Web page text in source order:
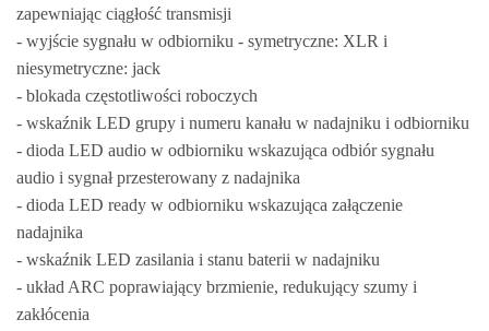
zapewniając ciągłość transmisji
- wyjście sygnału w odbiorniku - symetryczne: XLR i
niesymetryczne: jack
- blokada częstotliwości roboczych
- wskaźnik LED grupy i numeru kanału w nadajniku i odbiorniku
- dioda LED audio w odbiorniku wskazująca odbiór sygnału
audio i sygnał przesterowany z nadajnika
- dioda LED ready w odbiorniku wskazująca załączenie
nadajnika
- wskaźnik LED zasilania i stanu baterii w nadajniku
- układ ARC poprawiający brzmienie, redukujący szumy i
zakłócenia